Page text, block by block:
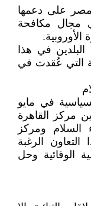
مصر على دعمها
مجال مكافحة
البلدين في هذا
التي عُقدت في
في مايو
بين مركز القاهرة
السلام ومركز
الرغبة
الوقائية وحل